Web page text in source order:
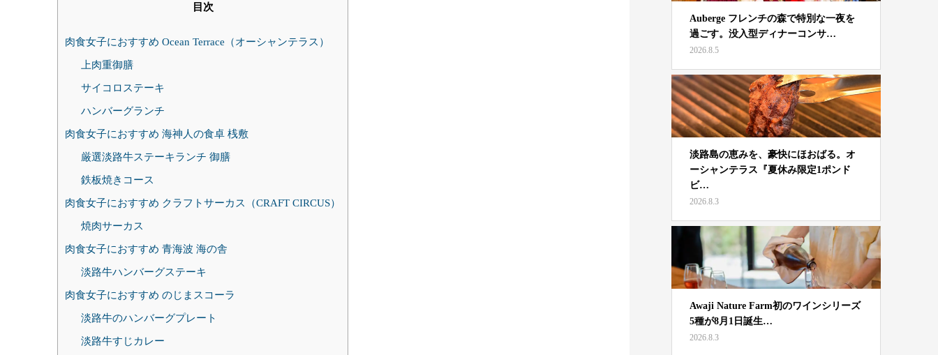
目次
肉食女子におすすめ Ocean Terrace（オーシャンテラス）
上肉重御膳
サイコロステーキ
ハンバーグランチ
肉食女子におすすめ 海神人の食卓 桟敷
厳選淡路牛ステーキランチ 御膳
鉄板焼きコース
肉食女子におすすめ クラフトサーカス（CRAFT CIRCUS）
焼肉サーカス
肉食女子におすすめ 青海波 海の舎
淡路牛ハンバーグステーキ
肉食女子におすすめ のじまスコーラ
淡路牛のハンバーグプレート
淡路牛すじカレー
Auberge フレンチの森で特別な一夜を
過ごす。没入型ディナーコンサ…
2026.8.5
淡路島の恵みを、豪快にほおばる。オ
ーシャンテラス『夏休み限定1ポンド
ビ…
2026.8.3
Awaji Nature Farm初のワインシリーズ
5種が8月1日誕生…
2026.8.3